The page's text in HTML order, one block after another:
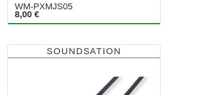
WM-PXMJS05
8,00 €
SOUNDSATION